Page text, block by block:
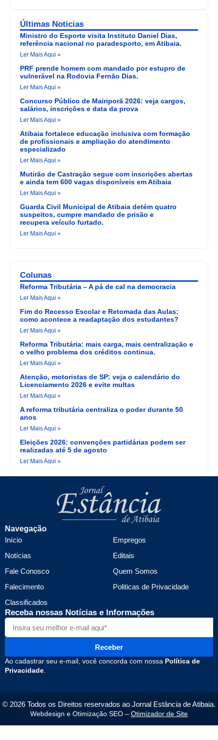
Últimas Noticias
Ministro do Esporte visita Instituto Daniel Dias,
referência nacional no paradesporto, em Atibaia.
Ler Mais Aqui »
PRF prende homem com mandado por estupro de
vulnerável na Rodovia Fernão Dias.
Ler Mais Aqui »
Concurso Público de Mairiporã 2026: veja cargos,
salários, inscrições e data da prova
Ler Mais Aqui »
Atibaia fortalece educação inclusiva com formação
de profissionais e ampliação do atendimento
especializado
Ler Mais Aqui »
Mutirão de Castração segue com inscrições abertas
e ainda tem 600 vagas disponíveis em Atibaia
Ler Mais Aqui »
Guarda Civil Municipal de Atibaia detém quatro
suspeitos, cumpre mandado de prisão e
recupera veículo furtado.
Ler Mais Aqui »
Colunas
Reforma Tributária – A pá de cal na democracia
Ler Mais Aqui »
Fim do Recesso Escolar e Retomada das Aulas:
como acontece a readaptação dos estudantes?
Ler Mais Aqui »
Reforma Tributária: mais carga, mais centralização e
o velho problema dos créditos continua.
Ler Mais Aqui »
Atenção, motoristas de SP: veja o calendário do
Licenciamento 2026 e evite multas
Ler Mais Aqui »
A reforma tributária centraliza o poder durante 50
anos
Ler Mais Aqui »
Eleições 2026: convenções partidárias podem ser
realizadas até 5 de agosto
Ler Mais Aqui »
Navegação
Início
Notícias
Fale Conosco
Falecimento
Classificados
Empregos
Editais
Quem Somos
Politicas de Privacidade
Receba nossas Notícias e Informações
Receber
Ao cadastrar seu e-mail, você concorda com nossa Política de
Privacidade.
© 2026 Todos os Direitos reservados ao Jornal Estância de Atibaia.
Webdesign e Otimização SEO – Otimizador de Site